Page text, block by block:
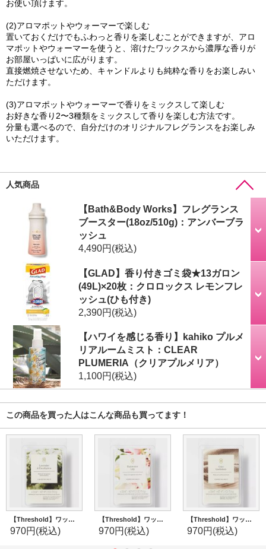
お使い頂けます。
(2)アロマポットやウォーマーで楽しむ
置いておくだけでもふわっと香りを楽しむことができますが、アロ
マポットやウォーマーを使うと、溶けたワックスから濃厚な香りが
お部屋いっぱいに広がります。
直接燃焼させないため、キャンドルよりも純粋な香りをお楽しみい
ただけます。
(3)アロマポットやウォーマーで香りをミックスして楽しむ
お好きな香り2〜3種類をミックスして香りを楽しむ方法です。
分量も選べるので、自分だけのオリジナルフレグランスをお楽しみ
いただけます。
人気商品
【Bath&Body Works】フレグランス
ブースター(18oz/510g)：アンバーブラ
ッシュ
4,490円(税込)
【GLAD】香り付きゴミ袋★13ガロン
(49L)×20枚：クロロックス レモンフレ
ッシュ(ひも付き)
2,390円(税込)
【ハワイを感じる香り】kahiko プルメ
リアルームミスト：CLEAR
PLUMERIA（クリアプルメリア）
1,100円(税込)
この商品を買った人はこんな商品も買ってます！
【Threshold】ワックスメルト6ct(2.5oz)：ラベンダー＆ユーカリ
970円(税込)
【Threshold】ワックスメルト6ct(2.5oz)：レインウォーターリリー
970円(税込)
【Threshold】ワックスメルト6ct(2.5oz)：コージーカシミア
970円(税込)